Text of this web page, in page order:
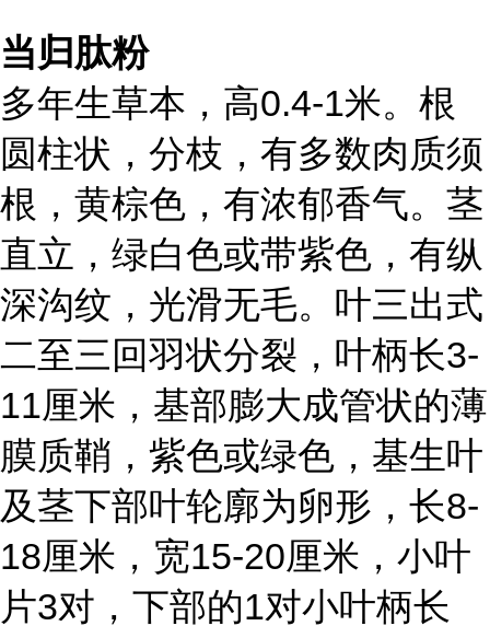
当归肽粉
多年生草本，高0.4-1米。根
圆柱状，分枝，有多数肉质须
根，黄棕色，有浓郁香气。茎
直立，绿白色或带紫色，有纵
深沟纹，光滑无毛。叶三出式
二至三回羽状分裂，叶柄长3-
11厘米，基部膨大成管状的薄
膜质鞘，紫色或绿色，基生叶
及茎下部叶轮廓为卵形，长8-
18厘米，宽15-20厘米，小叶
片3对，下部的1对小叶柄长